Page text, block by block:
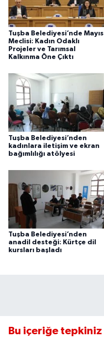
Tuşba Belediyesi’nde Mayıs
Meclisi: Kadın Odaklı
Projeler ve Tarımsal
Kalkınma Öne Çıktı
Tuşba Belediyesi’nden
kadınlara iletişim ve ekran
bağımlılığı atölyesi
Tuşba Belediyesi’nden
anadil desteği: Kürtçe dil
kursları başladı
Bu içeriğe tepkiniz